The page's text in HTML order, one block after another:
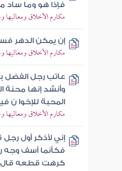
فإذا هو وما
مكارم الأخلاق
إن يمكن الدهر
مكارم الأخلاق
عاتب رجل الفضل
وأنشد إنها محنة
المحبة للإخوا ن
مكارم الأخلاق
إني لأذكر أول
فكأنما أسف وجه
كرهت قطعه قال